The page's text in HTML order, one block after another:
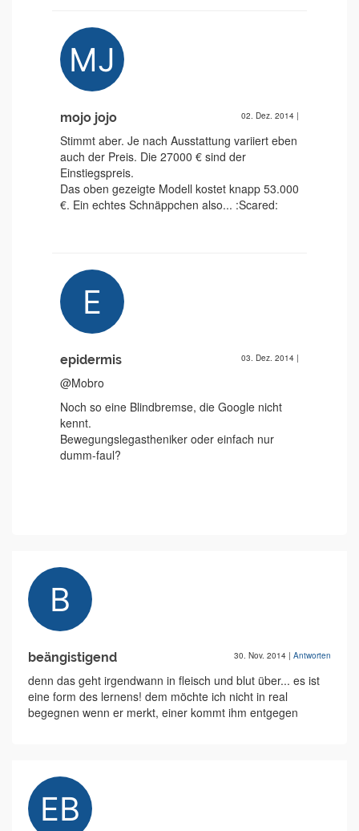
mojo jojo 02. Dez. 2014 |
Stimmt aber. Je nach Ausstattung variiert eben
auch der Preis. Die 27000 € sind der
Einstiegspreis.
Das oben gezeigte Modell kostet knapp 53.000
€. Ein echtes Schnäppchen also... :Scared:
epidermis 03. Dez. 2014 |
@Mobro
Noch so eine Blindbremse, die Google nicht
kennt.
Bewegungslegastheniker oder einfach nur
dumm-faul?
beängistigend 30. Nov. 2014 | Antworten
denn das geht irgendwann in fleisch und blut über... es ist
eine form des lernens! dem möchte ich nicht in real
begegnen wenn er merkt, einer kommt ihm entgegen